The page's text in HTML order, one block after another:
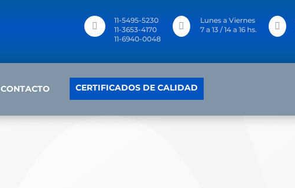

11-5495-5230
11-3653-4170
11-6940-0048

Lunes a Viernes
7 a 13 / 14 a 16 hs.

CONTACTO CERTIFICADOS DE CALIDAD